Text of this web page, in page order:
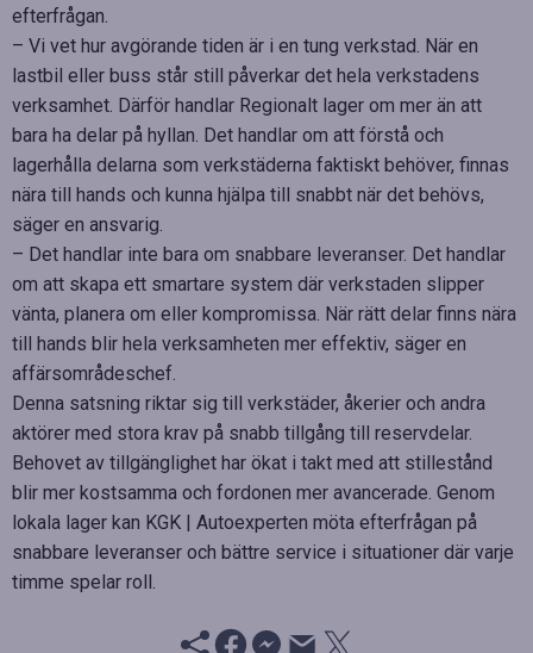
efterfrågan.
– Vi vet hur avgörande tiden är i en tung verkstad. När en
lastbil eller buss står still påverkar det hela verkstadens
verksamhet. Därför handlar Regionalt lager om mer än att
bara ha delar på hyllan. Det handlar om att förstå och
lagerhålla delarna som verkstäderna faktiskt behöver, finnas
nära till hands och kunna hjälpa till snabbt när det behövs,
säger en ansvarig.
– Det handlar inte bara om snabbare leveranser. Det handlar
om att skapa ett smartare system där verkstaden slipper
vänta, planera om eller kompromissa. När rätt delar finns nära
till hands blir hela verksamheten mer effektiv, säger en
affärsområdeschef.
Denna satsning riktar sig till verkstäder, åkerier och andra
aktörer med stora krav på snabb tillgång till reservdelar.
Behovet av tillgänglighet har ökat i takt med att stillestånd
blir mer kostsamma och fordonen mer avancerade. Genom
lokala lager kan KGK | Autoexperten möta efterfrågan på
snabbare leveranser och bättre service i situationer där varje
timme spelar roll.